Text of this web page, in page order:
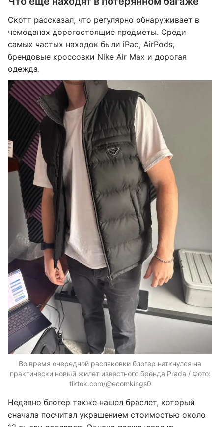
Скотт рассказал, что регулярно обнаруживает в
чемоданах дорогостоящие предметы. Среди
самых частых находок были iPad, AirPods,
брендовые кроссовки Nike Air Max и дорогая
одежда.
Во время очередной распаковки блогер наткнулся на
практически новый жилет известного бренда Prada / Фото:
tiktok.com/@ecomkings0
Недавно блогер также нашел браслет, который
сначала посчитал украшением стоимостью около